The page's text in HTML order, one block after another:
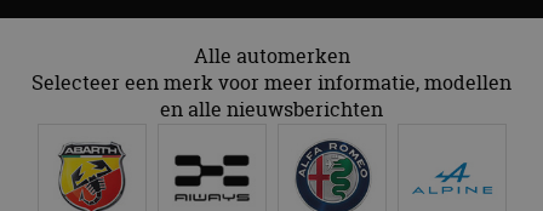
Alle automerken
Selecteer een merk voor meer informatie, modellen
en alle nieuwsberichten